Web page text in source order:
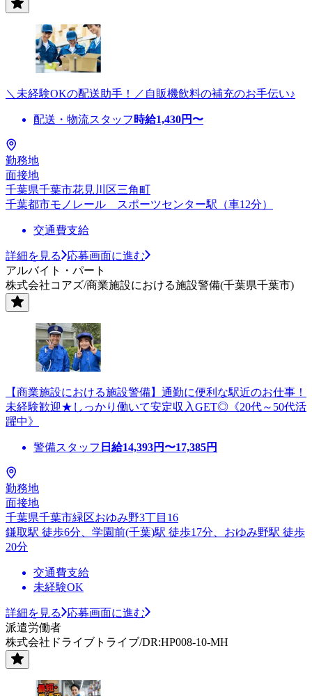
＼未経験OKの配送助手！／自販機飲料の補充のお手伝い♪
配送・物流スタッフ 時給1,430円〜
勤務地
面接地
千葉県千葉市花見川区三角町
千葉都市モノレール スポーツセンター駅（車12分）
交通費支給
詳細を見る
応募画面に進む
アルバイト・パート
株式会社コアズ/商業施設における施設警備(千葉県千葉市)
【商業施設における施設警備】通勤に便利な駅近のお仕事！
未経験歓迎★しっかり働いて安定収入GET◎《20代～50代活
躍中》
警備スタッフ 日給14,393円〜17,385円
勤務地
面接地
千葉県千葉市緑区おゆみ野3丁目16
鎌取駅 徒歩6分、学園前(千葉)駅 徒歩17分、おゆみ野駅 徒歩
20分
交通費支給
未経験OK
詳細を見る
応募画面に進む
派遣労働者
株式会社ドライブトライブ/DR:HP008-10-MH